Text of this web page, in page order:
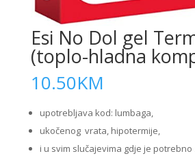
Esi No Dol gel
(toplo-hladna
10.50KM
upotrebljava kod: lumbaga,
ukočenog vrata, hipotermije,
i u svim slučajevima gdje je